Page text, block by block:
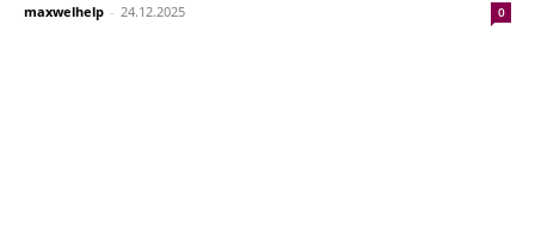
maxwelhelp - 24.12.2025 0